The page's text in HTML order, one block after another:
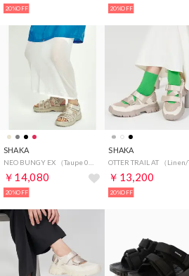
20%OFF 20%OFF
SHAKA
￥14,080
20%OFF
SHAKA
￥13,200
20%OFF